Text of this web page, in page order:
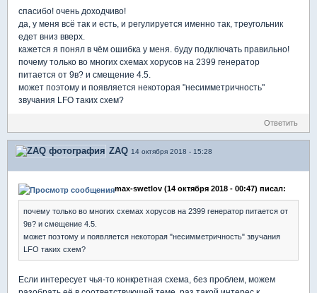
спасибо! очень доходчиво!
да, у меня всё так и есть, и регулируется именно так, треугольник
едет вниз вверх.
кажется я понял в чём ошибка у меня. буду подключать правильно!
почему только во многих схемах хорусов на 2399 генератор
питается от 9в? и смещение 4.5.
может поэтому и появляется некоторая "несимметричность"
звучания LFO таких схем?
Ответить
ZAQ 14 октября 2018 - 15:28
max-swetlov (14 октября 2018 - 00:47) писал:
почему только во многих схемах хорусов на 2399 генератор питается от
9в? и смещение 4.5.
может поэтому и появляется некоторая "несимметричность" звучания
LFO таких схем?
Если интересует чья-то конкретная схема, без проблем, можем